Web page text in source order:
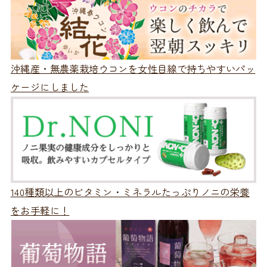
沖縄産・無農薬栽培ウコンを女性目線で持ちやすいパッ
ケージにしました
140種類以上のビタミン・ミネラルたっぷりノニの栄養
をお手軽に！